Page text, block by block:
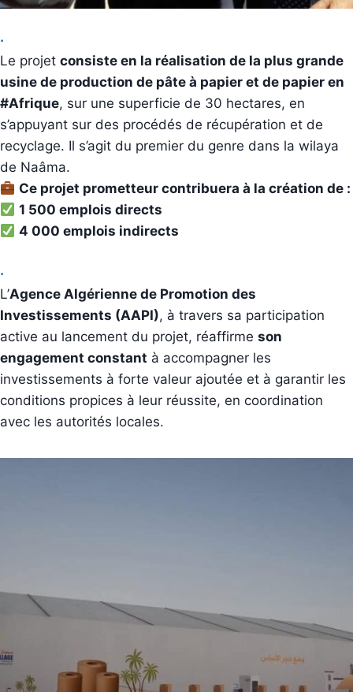
.
Le projet consiste en la réalisation de la plus grande
usine de production de pâte à papier et de papier en
#Afrique, sur une superficie de 30 hectares, en
s’appuyant sur des procédés de récupération et de
recyclage. Il s’agit du premier du genre dans la wilaya
de Naâma.
Ce projet prometteur contribuera à la création de :
1 500 emplois directs
4 000 emplois indirects
.
L’Agence Algérienne de Promotion des
Investissements (AAPI), à travers sa participation
active au lancement du projet, réaffirme son
engagement constant à accompagner les
investissements à forte valeur ajoutée et à garantir les
conditions propices à leur réussite, en coordination
avec les autorités locales.